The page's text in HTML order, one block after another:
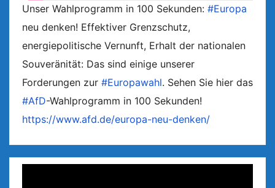
Unser Wahlprogramm in 100 Sekunden: #Europa
neu denken! Effektiver Grenzschutz,
energiepolitische Vernunft, Erhalt der nationalen
Souveränität: Das sind einige unserer
Forderungen zur #Europawahl. Sehen Sie hier das
#AfD-Wahlprogramm in 100 Sekunden!
https://www.afd.de/europa-neu-denken/